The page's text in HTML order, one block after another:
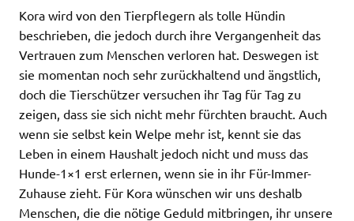
Kora wird von den Tierpflegern als tolle Hündin
beschrieben, die jedoch durch ihre Vergangenheit das
Vertrauen zum Menschen verloren hat. Deswegen ist
sie momentan noch sehr zurückhaltend und ängstlich,
doch die Tierschützer versuchen ihr Tag für Tag zu
zeigen, dass sie sich nicht mehr fürchten braucht. Auch
wenn sie selbst kein Welpe mehr ist, kennt sie das
Leben in einem Haushalt jedoch nicht und muss das
Hunde-1×1 erst erlernen, wenn sie in ihr Für-Immer-
Zuhause zieht. Für Kora wünschen wir uns deshalb
Menschen, die die nötige Geduld mitbringen, ihr unsere